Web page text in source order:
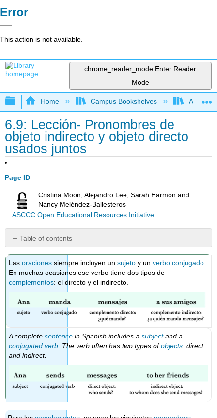
Error
This action is not available.
chrome_reader_mode Enter Reader
Mode
Expand/collapse global hierarchy
Home Campus Bookshelves
6.9: Lección- Pronombres de
objeto indirecto y objeto directo
usados juntos
Page ID
Cristina Moon, Alejandro Lee, Sarah Harmon and
Nancy Meléndez-Ballesteros
ASCCC Open Educational Resources Initiative
Table of contents
Práctica
interactiva
Lasoraciones siempre incluyen unsujeto y unverbo conjugado
En muchas ocasiones ese verbo tiene dos tipos de
complementos: el directo y el indirecto.
A completesentence in Spanish includes asubjectand a
conjugated verb . The verb often has two types ofobjects: direct
and indirect.